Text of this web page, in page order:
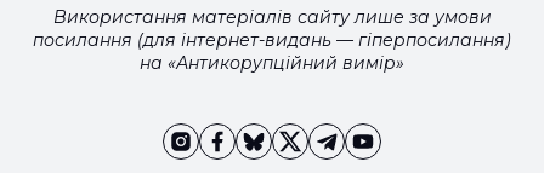
Використання матеріалів сайту лише за умови
посилання (для інтернет-видань — гіперпосилання)
на «Антикорупційний вимір»